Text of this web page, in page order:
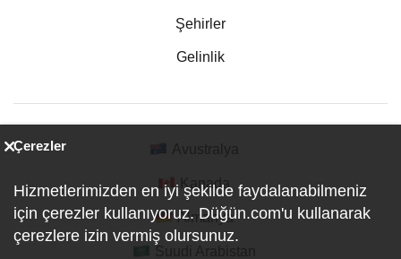
Şehirler
Gelinlik
Kanada
Almanya
Çerezler
Hizmetlerimizden en iyi şekilde faydalanabilmeniz
için çerezler kullanıyoruz. Düğün.com'u kullanarak
çerezlere izin vermiş olursunuz.